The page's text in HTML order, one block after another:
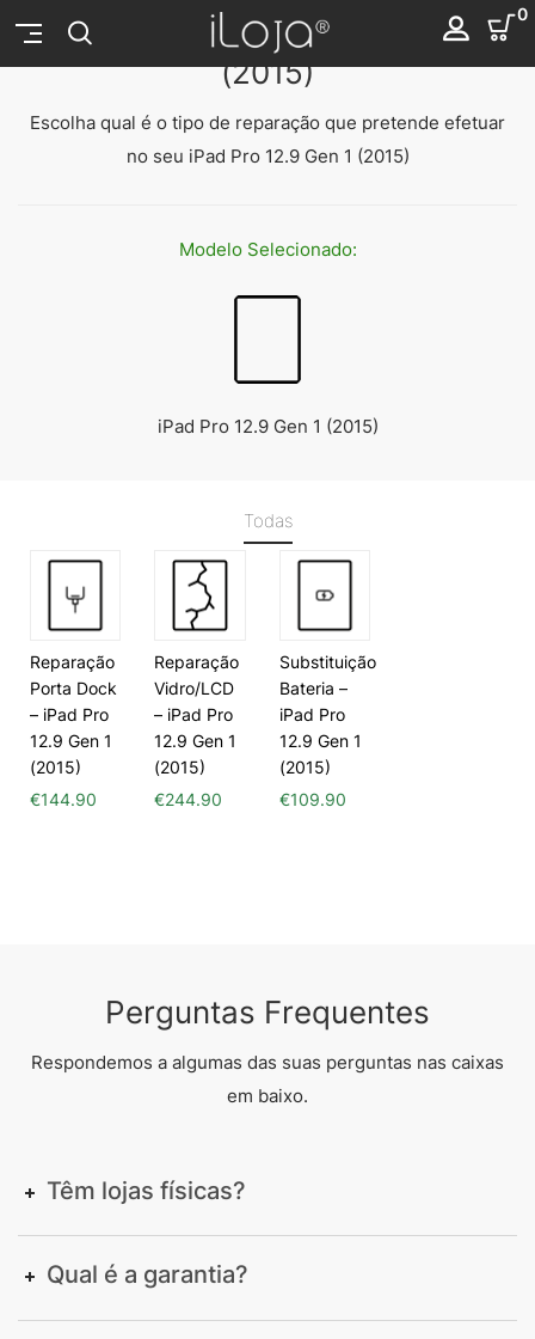
0
Reparação iPad Pro 12.9 Gen 1
(2015)
Escolha qual é o tipo de reparação que pretende efetuar
no seu iPad Pro 12.9 Gen 1 (2015)
Modelo Selecionado:
iPad Pro 12.9 Gen 1 (2015)
Todas
Reparação
Porta Dock
– iPad Pro
12.9 Gen 1
(2015)
€144.90
Reparação
Vidro/LCD
– iPad Pro
12.9 Gen 1
(2015)
€244.90
Substituição
Bateria –
iPad Pro
12.9 Gen 1
(2015)
€109.90
Perguntas Frequentes
Respondemos a algumas das suas perguntas nas caixas
em baixo.
Têm lojas físicas?
Qual é a garantia?